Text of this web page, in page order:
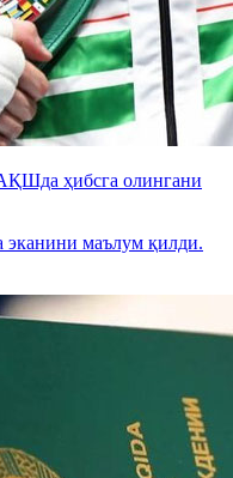
ҳибсга олингани
эканини маълум қилди.